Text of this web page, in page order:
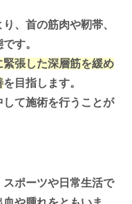
、首の筋肉や靭帯、
す。
緊張した深層筋を緩め
を目指します。
て施術を行うことが
ポーツや日常生活で